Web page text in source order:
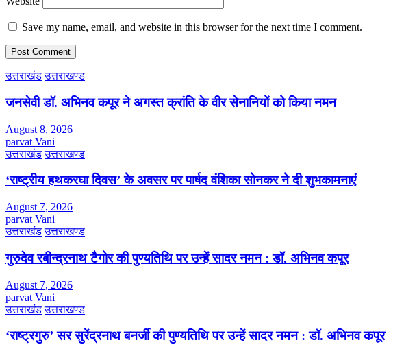
Save my name, email, and website in this browser for the next time I comment.
उत्तराखंड उत्तराखण्ड
जनसेवी डॉ. अभिनव कपूर ने अगस्त क्रांति के वीर सेनानियों को किया नमन
August 8, 2026
parvat Vani
उत्तराखंड उत्तराखण्ड
‘राष्ट्रीय हथकरघा दिवस’ के अवसर पर पार्षद वंशिका सोनकर ने दी शुभकामनाएं
August 7, 2026
parvat Vani
उत्तराखंड उत्तराखण्ड
गुरुदेव रबीन्द्रनाथ टैगोर की पुण्यतिथि पर उन्हें सादर नमन : डॉ. अभिनव कपूर
August 7, 2026
parvat Vani
उत्तराखंड उत्तराखण्ड
‘राष्ट्रगुरु’ सर सुरेंद्रनाथ बनर्जी की पुण्यतिथि पर उन्हें सादर नमन : डॉ. अभिनव कपूर